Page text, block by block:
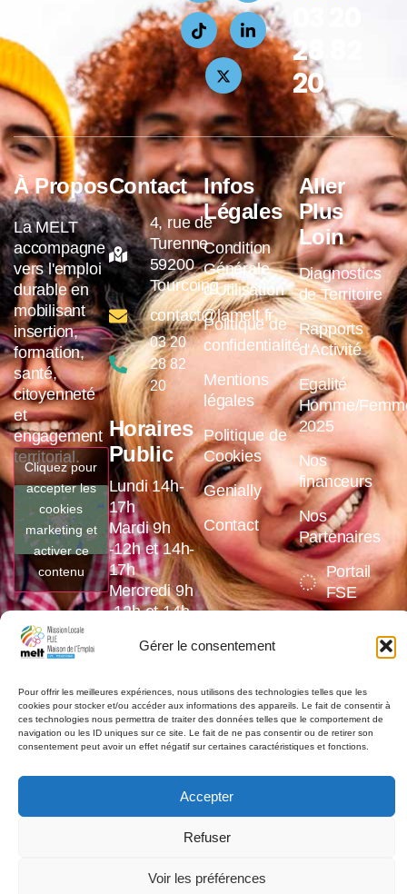
Gérer le consentement
Pour offrir les meilleures expériences, nous utilisons des technologies telles que les
cookies pour stocker et/ou accéder aux informations des appareils. Le fait de consentir à
ces technologies nous permettra de traiter des données telles que le comportement de
navigation ou les ID uniques sur ce site. Le fait de ne pas consentir ou de retirer son
consentement peut avoir un effet négatif sur certaines caractéristiques et fonctions.
Accepter
Refuser
Voir les préférences
28 82
20
À Propos
La MELT
accompagne
vers l'emploi
durable en
mobilisant
insertion,
formation,
santé,
citoyenneté
et
engagement
territorial.
Cliquez pour
accepter les
cookies
marketing et
activer ce
contenu
Contact
4, rue de
Turenne
59200
Tourcoing
contact@lamelt.fr
03 20
28 82
20
Horaires
Public
Lundi 14h-
17h
Mardi 9h
-12h et 14h-
17h
Mercredi 9h
-12h et 14h-
Jeudi 9h
17h
Vendredi 9h
-12h et 14h-
Infos
Légales
Condition
Générale
d'Utilisation
Politique de
confidentialité
Mentions
légales
Politique de
Cookies
Genially
Contact
Aller
Plus
Loin
Diagnostics
de Territoire
Rapports
d'Activité
Egalité
Homme/
2025
Nos
financeurs
Nos
Partenaires
Portail
FSE